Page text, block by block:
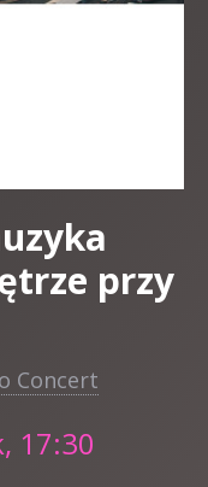
przy
Concert
17:30